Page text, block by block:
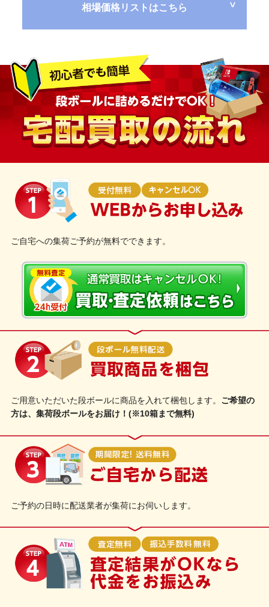
相場価格リストはこちら
ご自宅への集荷ご予約が無料でできます。
ご用意いただいた段ボールに商品を入れて梱包します。 ご希望の
方は、集荷段ボールをお届け！(※10箱まで無料)
ご予約の日時に配送業者が集荷にお伺いします。